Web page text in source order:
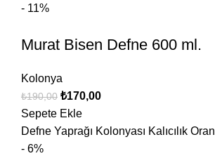
- 11%
Murat Bisen Defne 600 ml.
Kolonya
₺190,00 ₺170,00
Sepete Ekle
Defne Yaprağı Kolonyası Kalıcılık
- 6%